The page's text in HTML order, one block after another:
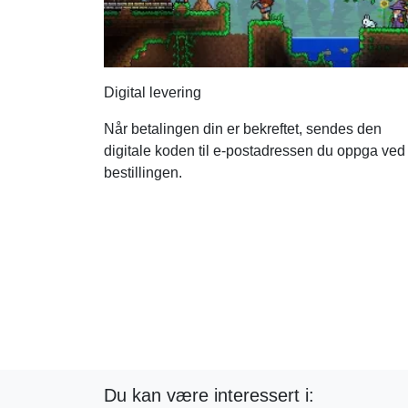
Digital levering
Når betalingen din er bekreftet, sendes den
digitale koden til e-postadressen du oppga ved
bestillingen.
Du kan være interessert i: